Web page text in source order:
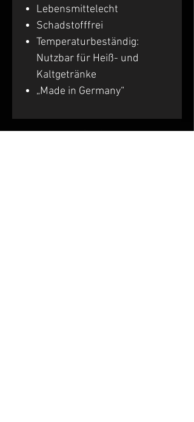
Lebensmittelecht
Schadstofffrei
Temperaturbeständig:
Nutzbar für Heiß- und
Kaltgetränke
„Made in Germany“